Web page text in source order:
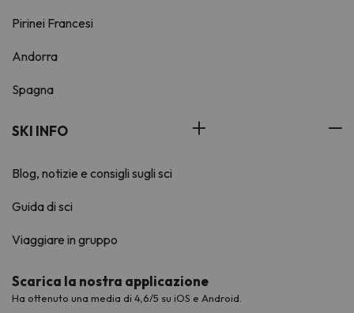
Pirinei Francesi
Andorra
Spagna
SKI INFO
Blog, notizie e consigli sugli sci
Guida di sci
Viaggiare in gruppo
Scarica la nostra applicazione
Ha ottenuto una media di 4,6/5 su iOS e Android.